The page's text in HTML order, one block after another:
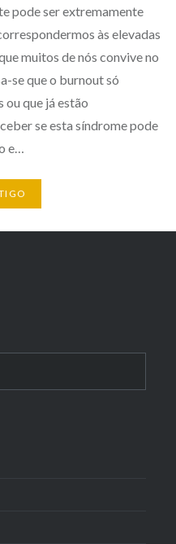
pode ser extremamente
às elevadas
muitos de nós convive no
se que o burnout só
ou que já estão
se esta síndrome pode
e…